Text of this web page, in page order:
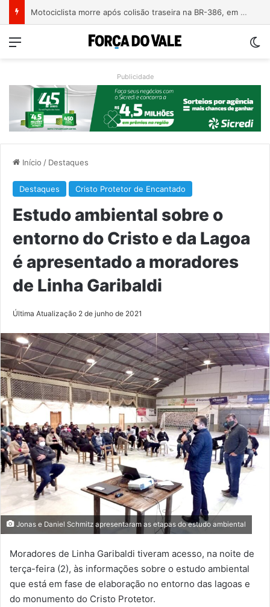
Motociclista morre após colisão traseira na BR-386, em Triunfo
Menu
Publicidade
Início / Destaques
Destaques Cristo Protetor de Encantado
Estudo ambiental sobre o
entorno do Cristo e da Lagoa
é apresentado a moradores
de Linha Garibaldi
Última Atualização 2 de junho de 2021
Jonas e Daniel Schmitz apresentaram as etapas do estudo ambiental
Moradores de Linha Garibaldi tiveram acesso, na noite de
terça-feira (2), às informações sobre o estudo ambiental
que está em fase de elaboração no entorno das lagoas e
do monumento do Cristo Protetor.